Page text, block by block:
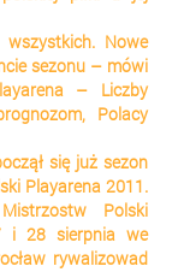
Nowe
sezonu – mówi
– Liczby
Polacy
się już sezon
Playarena 2011.
Polski
i 28 sierpnia we
rywalizowad